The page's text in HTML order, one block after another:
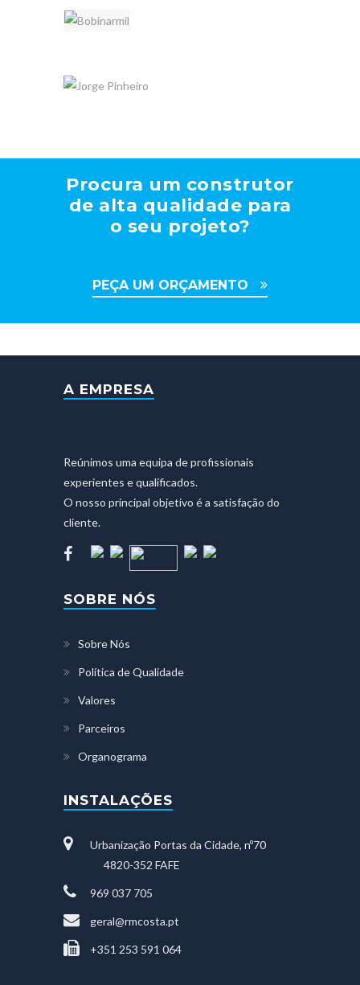
Procura um construtor
de alta qualidade para
o seu projeto?
PEÇA UM ORÇAMENTO
A EMPRESA
Reúnimos uma equipa de profissionais
experientes e qualificados.
O nosso principal objetivo é a satisfação do
cliente.
SOBRE NÓS
Sobre Nós
Política de Qualidade
Valores
Parceiros
Organograma
INSTALAÇÕES
Urbanização Portas da Cidade, nº70
4820-352 FAFE
969 037 705
geral@rmcosta.pt
+351 253 591 064